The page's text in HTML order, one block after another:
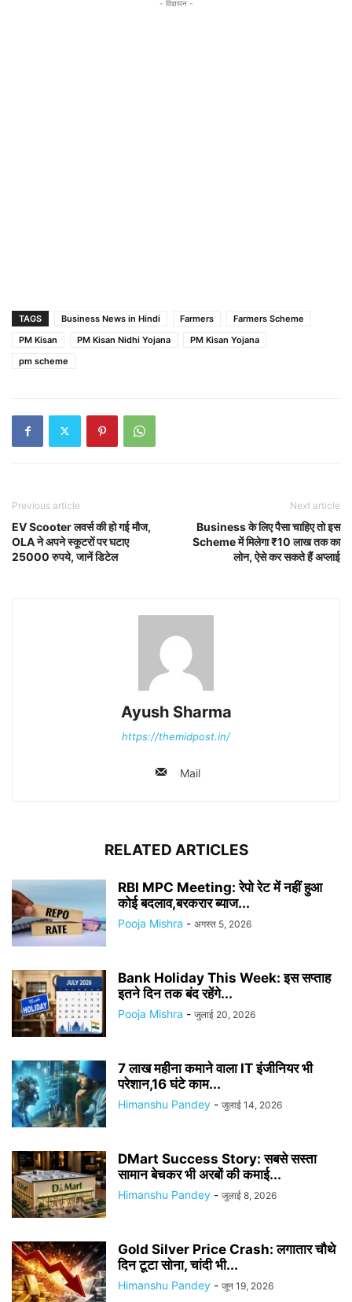
- विज्ञापन -
TAGS Business News in Hindi Farmers
Farmers Scheme
PM Kisan
PM Kisan Nidhi Yojana
PM Kisan Yojana
pm scheme
Previous article
EV Scooter लवर्स की हो गई मौज,
OLA ने अपने स्कूटरों पर घटाए
25000 रुपये, जानें डिटेल
Next article
Business के लिए पैसा चाहिए तो इस
Scheme में मिलेगा ₹10 लाख तक का
लोन, ऐसे कर सकते हैं अप्लाई
Ayush Sharma
https://themidpost.in/
Mail
RELATED ARTICLES
RBI MPC Meeting: रेपो रेट में नहीं हुआ
कोई बदलाव,बरकरार ब्याज...
Pooja Mishra - अगस्त 5, 2026
Bank Holiday This Week: इस सप्ताह
इतने दिन तक बंद रहेंगे...
Pooja Mishra - जुलाई 20, 2026
7 लाख महीना कमाने वाला IT इंजीनियर भी
परेशान,16 घंटे काम...
Himanshu Pandey - जुलाई 14, 2026
DMart Success Story: सबसे सस्ता
सामान बेचकर भी अरबों की कमाई...
Himanshu Pandey - जुलाई 8, 2026
Gold Silver Price Crash: लगातार चौथे
दिन टूटा सोना, चांदी भी...
Himanshu Pandey - जून 19, 2026